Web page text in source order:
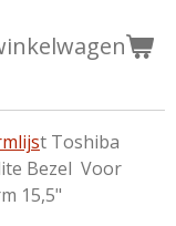
t Toshiba
Bezel Voor
15,5"